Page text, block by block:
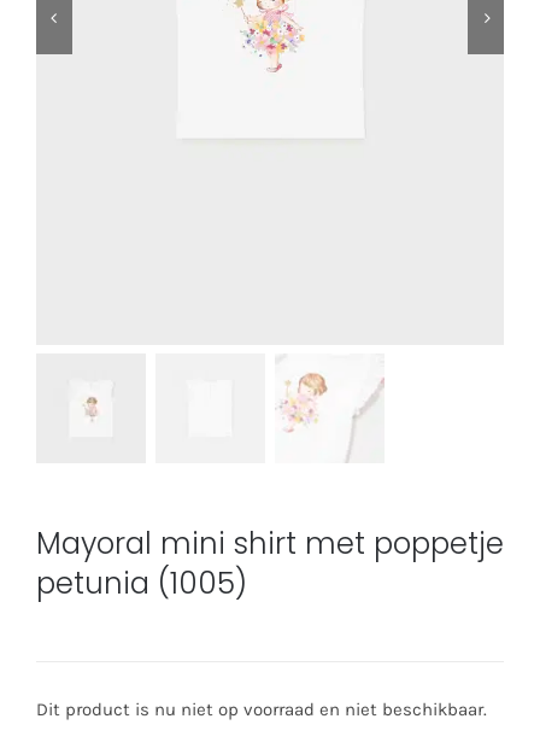
Mayoral mini shirt met poppetje
petunia (1005)
Dit product is nu niet op voorraad en niet beschikbaar.